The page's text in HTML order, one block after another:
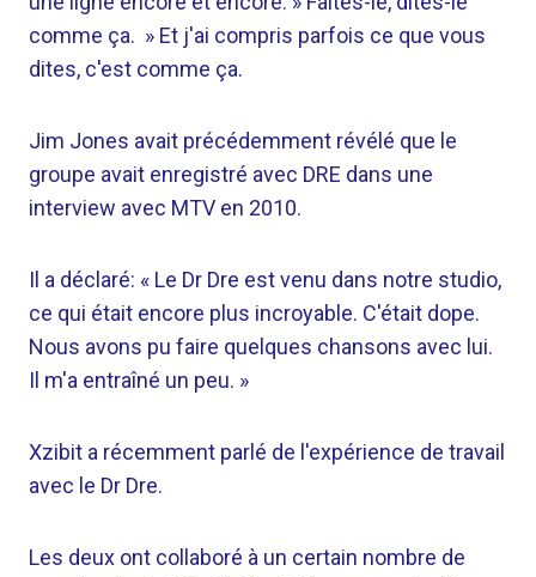
comme ça. » Et j'ai compris parfois ce que vous
dites, c'est comme ça.
Jim Jones avait précédemment révélé que le
groupe avait enregistré avec DRE dans une
interview avec MTV en 2010.
Il a déclaré: « Le Dr Dre est venu dans notre studio,
ce qui était encore plus incroyable. C'était dope.
Nous avons pu faire quelques chansons avec lui.
Il m'a entraîné un peu. »
Xzibit a récemment parlé de l'expérience de travail
avec le Dr Dre.
Les deux ont collaboré à un certain nombre de